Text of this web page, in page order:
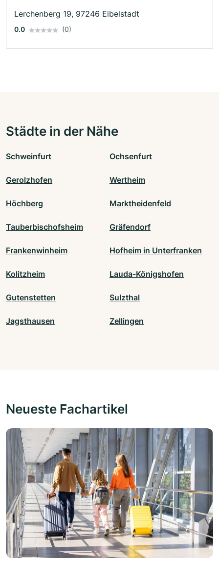
Lerchenberg 19, 97246 Eibelstadt
0.0 (0)
Städte in der Nähe
Schweinfurt Ochsenfurt
Gerolzhofen Wertheim
Höchberg Marktheidenfeld
Tauberbischofsheim Gräfendorf
Frankenwinheim Hofheim in Unterfranken
Kolitzheim Lauda-Königshofen
Gutenstetten Sulzthal
Jagsthausen Zellingen
Neueste Fachartikel